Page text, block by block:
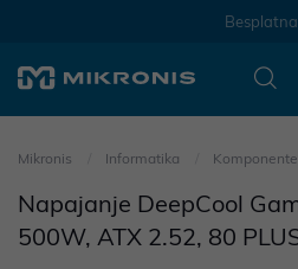
Mikronis Informatika Komponente
Napajanje DeepCool
500W, ATX 2.52, 80